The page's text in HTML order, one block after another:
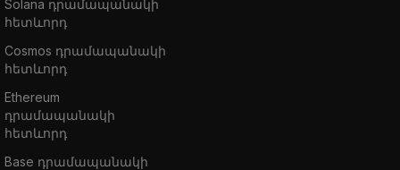
Solana դրամապանակի
հետևորդ
Cosmos դրամապանակի
հետևորդ
Ethereum
դրամապանակի
հետևորդ
Base դրամապանակի